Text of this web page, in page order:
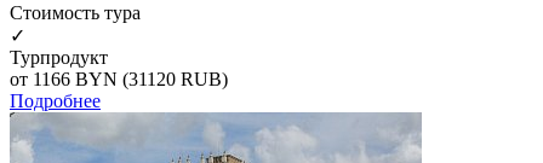
Cтоимость тура
✓
Турпродукт
от 1166 BYN (31120 RUB)
Подробнее